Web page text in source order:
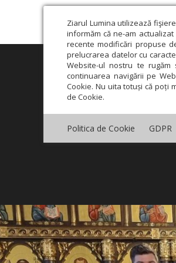
Ziarul Lumina utilizează
informăm că ne-am
recente modificări propuse
prelucrarea datelor cu
Website-ul nostru te
continuarea navigării pe
Cookie. Nu uita totuși că poți
de Cookie.
Politica de Cookie GDPR